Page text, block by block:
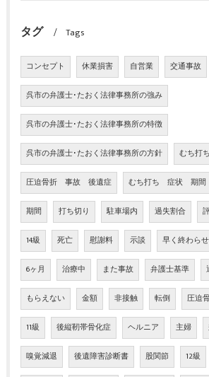
タグ Tags
コンセプト 休業損害 自営業 交通事故
呉市の弁護士･たおく法律事務所の強み
呉市の弁護士･たおく法律事務所の特徴
呉市の弁護士･たおく法律事務所の方針 むち打
圧迫骨折 事故 後遺症 むち打ち 症状 期間
期間 打ち切り 駐車場内 過失割合
14級 死亡 慰謝料 示談 早く終わら
6ヶ月 治療中 また事故 弁護士基準
もらえない 金額 非接触 転倒 圧迫
11級 後縦靭帯骨化症 ヘルニア 主婦
嗅覚減退 後遺障害診断書 股関節 12級